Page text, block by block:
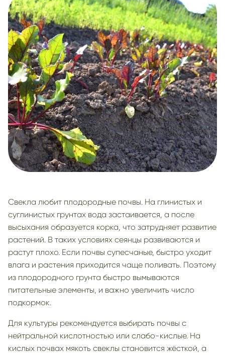
Свекла любит плодородные почвы. На глинистых и
суглинистых грунтах вода застаивается, а после
высыхания образуется корка, что затрудняет развитие
растений. В таких условиях сеянцы развиваются и
растут плохо. Если почвы супесчаные, быстро уходит
влага и растения приходится чаще поливать. Поэтому
из плодородного грунта быстро вымываются
питательные элементы, и важно увеличить число
подкормок.
Для культуры рекомендуется выбирать почвы с
нейтральной кислотностью или слабо-кислые. На
кислых почвах мякоть свеклы становится жёсткой, а